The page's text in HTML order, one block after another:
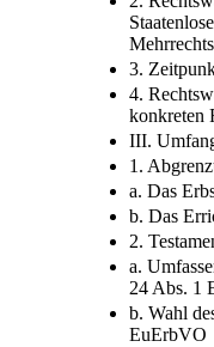
3.
4.
konkreten
III.
1.
a. Das
b. Das
2.
a.
24 Abs. 1
b. Wahl
EuErbVO